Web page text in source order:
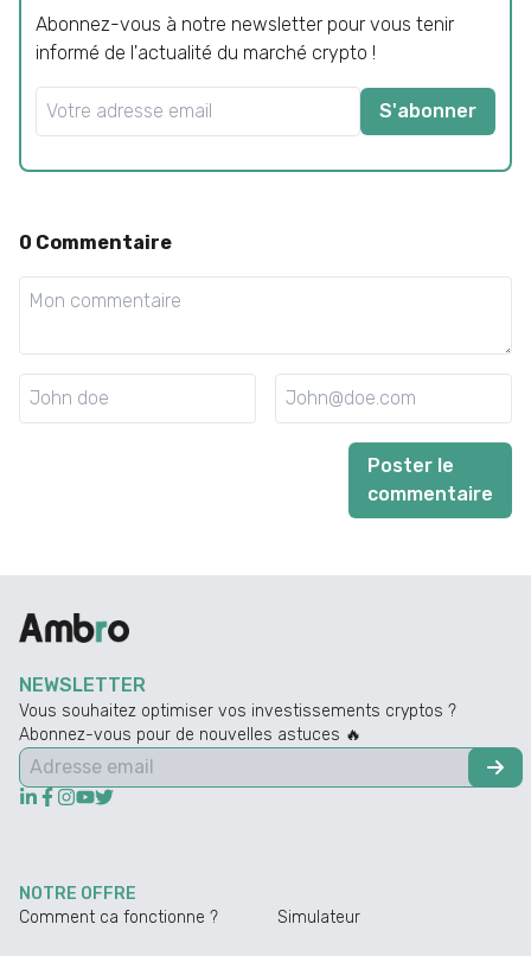
Abonnez-vous à notre newsletter pour vous tenir
informé de l'actualité du marché crypto !
S'abonner
0 Commentaire
Poster le
commentaire
NEWSLETTER
Vous souhaitez optimiser vos investissements cryptos ?
Abonnez-vous pour de nouvelles astuces 🔥
NOTRE OFFRE
Comment ca fonctionne ?
Simulateur